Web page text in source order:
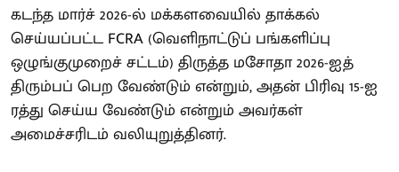
கடந்த மார்ச் 2026-ல் மக்களவையில் தாக்கல்
செய்யப்பட்ட FCRA (வெளிநாட்டுப் பங்களிப்பு
ஒழுங்குமுறைச் சட்டம்) திருத்த மசோதா 2026-ஐத்
திரும்பப் பெற வேண்டும் என்றும், அதன் பிரிவு 15-ஐ
ரத்து செய்ய வேண்டும் என்றும் அவர்கள்
அமைச்சரிடம் வலியுறுத்தினர்.